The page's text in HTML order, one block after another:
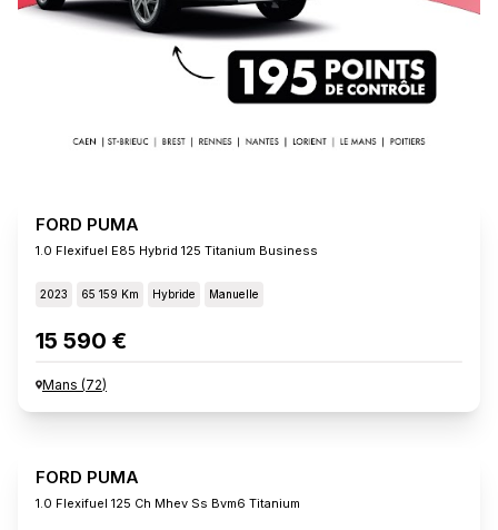
FORD PUMA
1.0 Flexifuel E85 Hybrid 125 Titanium Business
2023 65 159 Km Hybride Manuelle
15 590 €
Mans (72)
FORD PUMA
1.0 Flexifuel 125 Ch Mhev Ss Bvm6 Titanium